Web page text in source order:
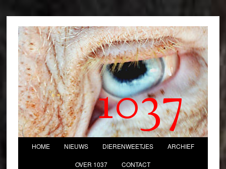
1037
HOME NIEUWS DIERENWEETJES ARCHIEF
OVER 1037 CONTACT